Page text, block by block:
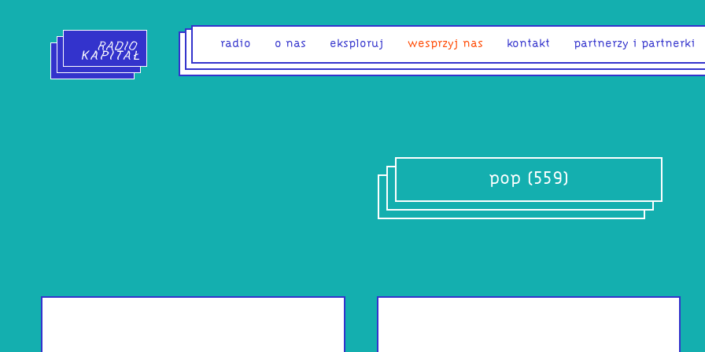
Radio Kapitał - strona główna
radio o nas eksploruj wesprzyj nas kontakt partnerzy i partnerki
pop (559)